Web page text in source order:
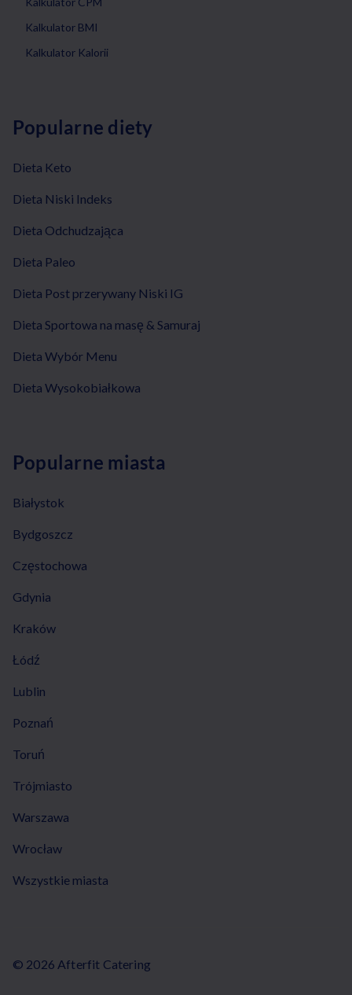
Kalkulator BMI
Kalkulator Kalorii
Popularne diety
Dieta Keto
Dieta Niski Indeks
Dieta Odchudzająca
Dieta Paleo
Dieta Post przerywany Niski IG
Dieta Sportowa na masę & Samuraj
Dieta Wybór Menu
Dieta Wysokobiałkowa
Popularne miasta
Białystok
Bydgoszcz
Częstochowa
Gdynia
Kraków
Łódź
Lublin
Poznań
Toruń
Trójmiasto
Warszawa
Wrocław
Wszystkie miasta
© 2026 Afterfit Catering